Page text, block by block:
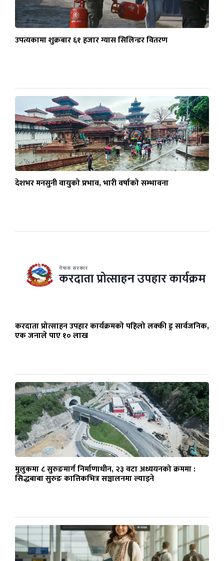
उपत्यकामा शुक्रबार ६१ हजार ग्यास सिलिन्डर वितरण
देशभर मनसुनी वायुको प्रभाव, भारी वर्षाको सम्भावना
करदाता प्रोत्साहन उपहार कार्यक्रमको पहिलो लक्की ड्र सार्वजनिक,
एक जनाले पाए १० लाख
मुलुकमा ८ सुरुङमार्ग निर्माणाधीन, २३ वटा अध्ययनको क्रममा :
सिद्धबाबा सुरुङ कात्तिकभित्र सञ्चालनमा ल्याइने